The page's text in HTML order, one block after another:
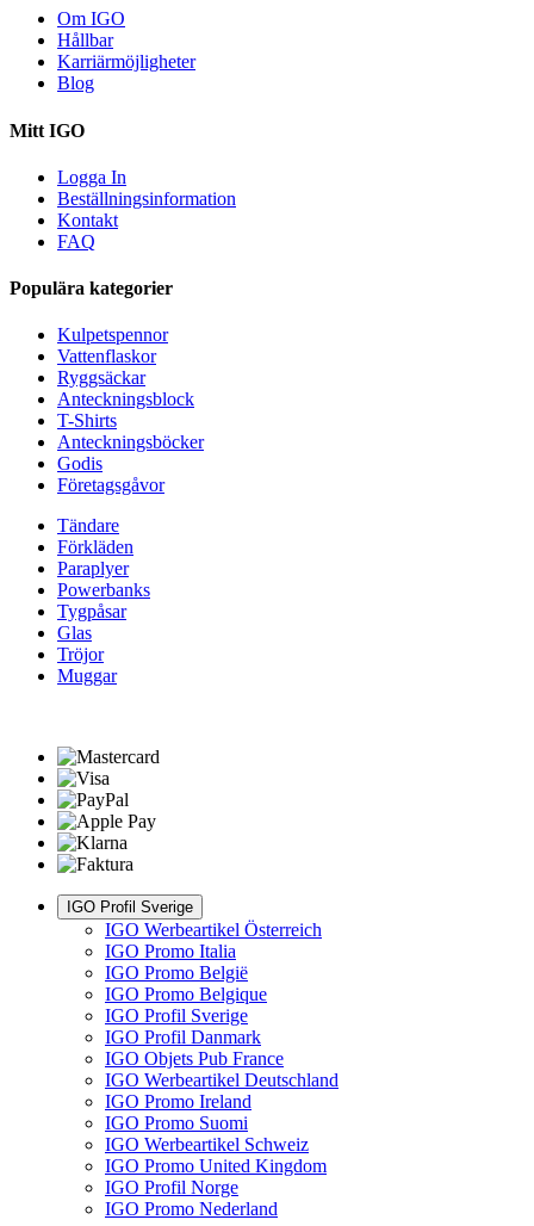
Om IGO
Hållbar
Karriärmöjligheter
Blog
Mitt IGO
Logga In
Beställningsinformation
Kontakt
FAQ
Populära kategorier
Kulpetspennor
Vattenflaskor
Ryggsäckar
Anteckningsblock
T-Shirts
Anteckningsböcker
Godis
Företagsgåvor
Tändare
Förkläden
Paraplyer
Powerbanks
Tygpåsar
Glas
Tröjor
Muggar
IGO Profil Sverige
IGO Werbeartikel Österreich
IGO Promo Italia
IGO Promo België
IGO Promo Belgique
IGO Profil Sverige
IGO Profil Danmark
IGO Objets Pub France
IGO Werbeartikel Deutschland
IGO Promo Ireland
IGO Promo Suomi
IGO Werbeartikel Schweiz
IGO Promo United Kingdom
IGO Profil Norge
IGO Promo Nederland